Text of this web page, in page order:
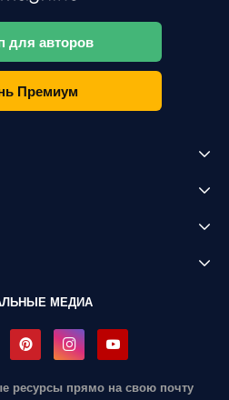
для авторов
Премиум
МЕДИА
ресурсы прямо на свою почту